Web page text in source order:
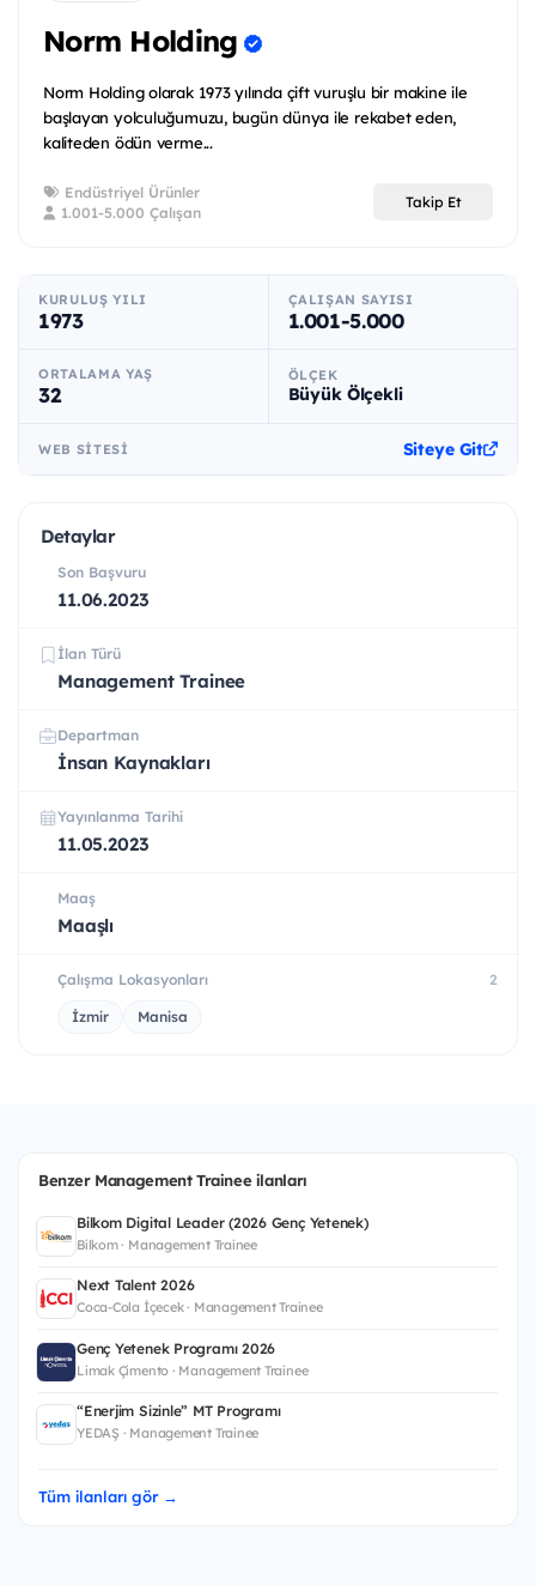
Norm Holding
Norm Holding olarak 1973 yılında çift vuruşlu bir makine ile
başlayan yolculuğumuzu, bugün dünya ile rekabet eden,
kaliteden ödün verme...
Endüstriyel Ürünler
1.001-5.000 Çalışan
Takip Et
KURULUŞ YILI
1973
ÇALIŞAN SAYISI
1.001-5.000
ORTALAMA YAŞ
32
ÖLÇEK
Büyük Ölçekli
WEB SITESI Siteye Git
Detaylar
Son Başvuru
11.06.2023
İlan Türü
Management Trainee
Departman
İnsan Kaynakları
Yayınlanma Tarihi
11.05.2023
Maaş
Maaşlı
Çalışma Lokasyonları 2
İzmir Manisa
Benzer Management Trainee ilanları
Bilkom Digital Leader (2026 Genç Yetenek)
Bilkom · Management Trainee
Next Talent 2026
Coca-Cola İçecek · Management Trainee
Genç Yetenek Programı 2026
Limak Çimento · Management Trainee
“Enerjim Sizinle” MT Programı
YEDAŞ · Management Trainee
Tüm ilanları gör →